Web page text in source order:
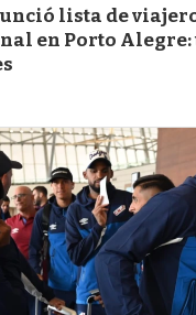
lista de
en Porto Alegre: